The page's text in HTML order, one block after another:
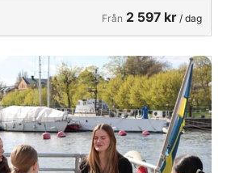
Från 2 597 kr / dag